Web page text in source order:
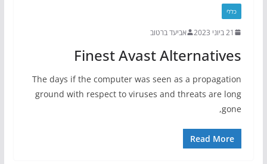
כללי
21 ביוני 2023 אביעד ברטוב
Finest Avast Alternatives
The days if the computer was seen as a propagation
ground with respect to viruses and threats are long
gone,
Read More